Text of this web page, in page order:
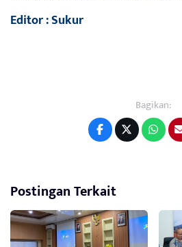
Editor : Sukur
Bagikan:
Postingan Terkait